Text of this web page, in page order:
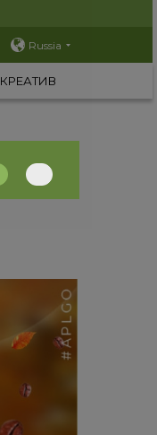
Russia
КРЕАТИВ